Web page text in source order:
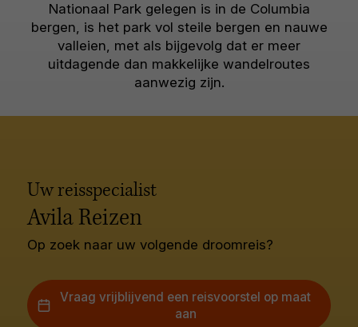
Nationaal Park gelegen is in de Columbia
bergen, is het park vol steile bergen en nauwe
valleien, met als bijgevolg dat er meer
uitdagende dan makkelijke wandelroutes
aanwezig zijn.
Uw reisspecialist
Avila Reizen
Op zoek naar uw volgende droomreis?
Vraag vrijblijvend een reisvoorstel op maat
aan